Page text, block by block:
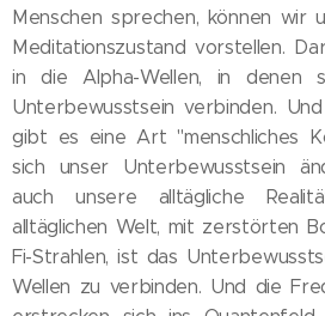
Menschen sprechen, können wir
Meditationszustand vorstellen.
in die Alpha-Wellen, in denen
Unterbewusstsein verbinden.
gibt es eine Art "menschliches
sich unser Unterbewusstsein
auch unsere alltägliche
alltäglichen Welt, mit zerstörten
Fi-Strahlen, ist das
Wellen zu verbinden. Und die